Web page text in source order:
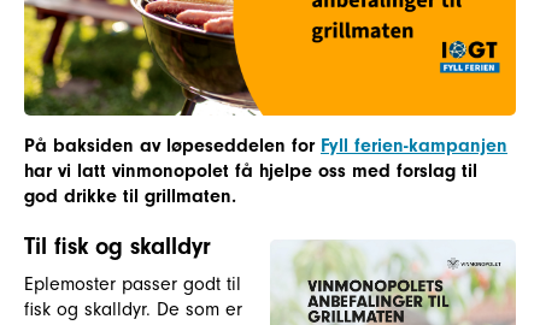
På baksiden av løpeseddelen for Fyll ferien-kampanjen
har vi latt vinmonopolet få hjelpe oss med forslag til
god drikke til grillmaten.
Til fisk og skalldyr
Eplemoster passer godt til
fisk og skalldyr. De som er